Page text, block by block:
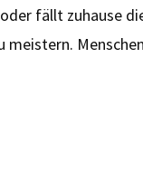
fällt zuhause